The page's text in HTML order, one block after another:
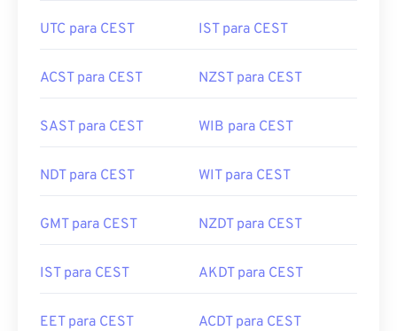
UTC para CEST IST para CEST
ACST para CEST NZST para CEST
SAST para CEST WIB para CEST
NDT para CEST WIT para CEST
GMT para CEST NZDT para CEST
IST para CEST AKDT para CEST
EET para CEST ACDT para CEST